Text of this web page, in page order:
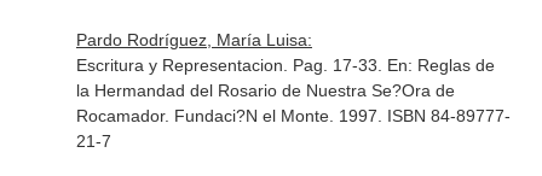
Pardo Rodríguez, María Luisa:
Escritura y Representacion. Pag. 17-33. En: Reglas de
la Hermandad del Rosario de Nuestra Se?Ora de
Rocamador. Fundaci?N el Monte. 1997. ISBN 84-89777-
21-7